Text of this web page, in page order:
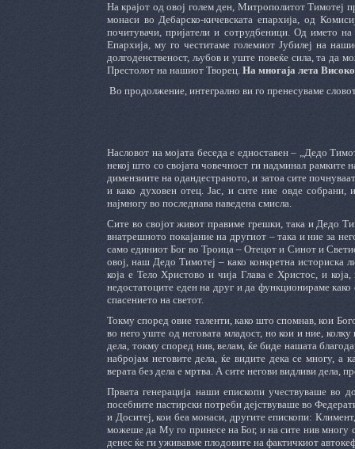
На крајот од овој голем ден, Митрополитот Тимотеј
монаси во Дебарско-кичевската епархија, од
почитувачи, пријатели и сотрудбеници. Од името
Епархија, му го честитаме големиот Јубилеј на
долгоденственост, љубов и уште повеќе сила, та да
Престолот на нашиот Творец. На многаја лета
Во продолжение, интегрално ви го пренесуваме
Насловот на мојата беседа е едноставен – „Дедо
некој што со својата човечност ги надминал рамките
димензиите на одандестраното, и затоа сите
и како духовен отец. Јас, и сите ние овде
најмногу во последнава наведена смисла.
Сите во својот живот правиме грешки, така и Дедо
внатрешното покајание на другиот – така и ние за
само единиот Бог во Троица – Отецот и Синот и
овој, наш Дедо Тимотеј – како конкретна историска
која е Тело Христово и чија Глава е Христос, и
недостатоците еден на друг и да функционираме
спасението на светот.
Токму според овие таленти, како што спомнав, кои
во него уште од неговата младост, но кои и ние,
дела, токму според нив, велам, ќе биде нашата
набројам неговите дела, ќе видите дека се многу,
верата без дела е мртва. А сите негови видливи дела,
Првата генерација наши епископи учествуваше во
посебните пастирски потреби дејствуваше во
и Доситеј, кои беа монаси, другите епископи:
можеше да Му го принесе на Бог, и на сите нив многу
денес ќе ги уживавме плодовите на фактичкиот